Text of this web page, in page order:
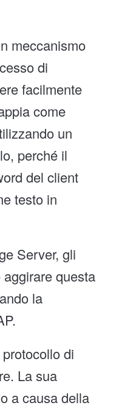
meccanismo
di
facilmente
come
un
perché il
del client
testo in
Server, gli
questa
la
di
La sua
a causa della